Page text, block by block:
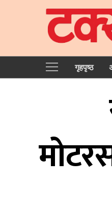
गृहपृष्‍ठ